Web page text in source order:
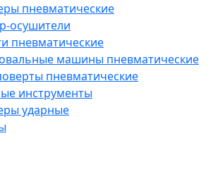
пневматические
осушители
пневматические
машины пневматические
пневматические
инструменты
ударные